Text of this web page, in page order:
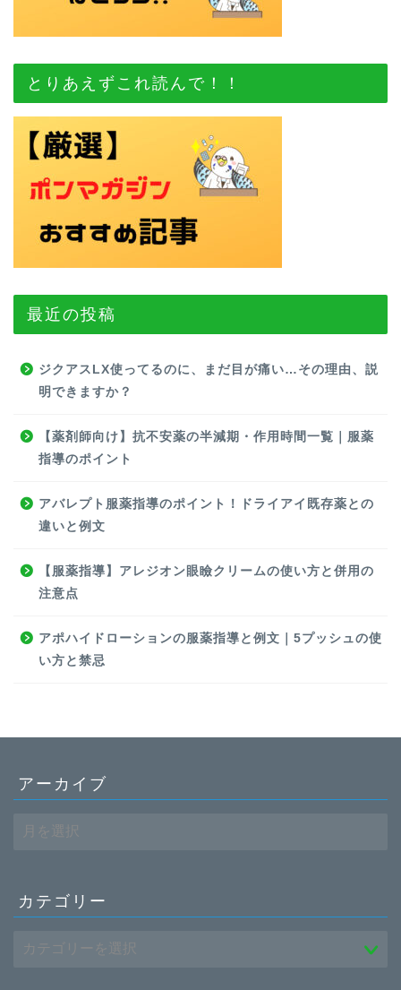
とりあえずこれ読んで！！
最近の投稿
ジクアスLX使ってるのに、まだ目が痛い…その理由、説
明できますか？
【薬剤師向け】抗不安薬の半減期・作用時間一覧｜服薬
指導のポイント
アバレプト服薬指導のポイント！ドライアイ既存薬との
違いと例文
【服薬指導】アレジオン眼瞼クリームの使い方と併用の
注意点
アポハイドローションの服薬指導と例文｜5プッシュの使
い方と禁忌
アーカイブ
ー
ブ
カテゴリー
働き方